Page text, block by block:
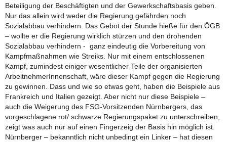
Beteiligung der Beschäftigten und der Gewerkschaftsbasis geben.
Nur das allein wird weder die Regierung gefährden noch
Sozialabbau verhindern. Das Gebot der Stunde hieße für den ÖGB
– wollte er die Regierung wirklich stürzen und den drohenden
Sozialabbau verhindern - ganz eindeutig die Vorbereitung von
Kampfmaßnahmen wie Streiks. Nur mit einem entschlossenen
Kampf, zumindest einiger wesentlicher Teile der organisierten
ArbeitnehmerInnenschaft, wäre dieser Kampf gegen die Regierung
zu gewinnen. Dass und wie so etwas geht, haben die Beispiele aus
Frankreich und Italien gezeigt. Aber nicht nur diese Beispiele –
auch die Weigerung des FSG-Vorsitzenden Nürnbergers, das
vorgeschlagene rot/ schwarze Regierungspaket zu unterschreiben,
zeigt was auch nur auf einen Fingerzeig der Basis hin möglich ist.
Nürnberger – bekanntlich nicht unbedingt ein Linker – hat diesen